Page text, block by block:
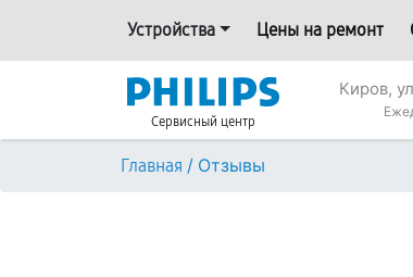
Устройства Цены на ремонт
Сервисный центр
Киров,
Главная / Отзывы